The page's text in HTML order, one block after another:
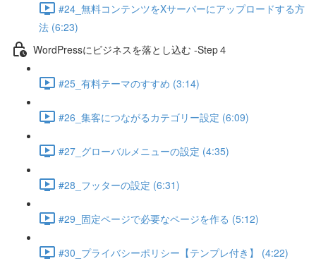
#24_無料コンテンツをXサーバーにアップロードする方
法 (6:23)
WordPressにビジネスを落とし込む -Step４
#25_有料テーマのすすめ (3:14)
#26_集客につながるカテゴリー設定 (6:09)
#27_グローバルメニューの設定 (4:35)
#28_フッターの設定 (6:31)
#29_固定ページで必要なページを作る (5:12)
#30_プライバシーポリシー【テンプレ付き】 (4:22)